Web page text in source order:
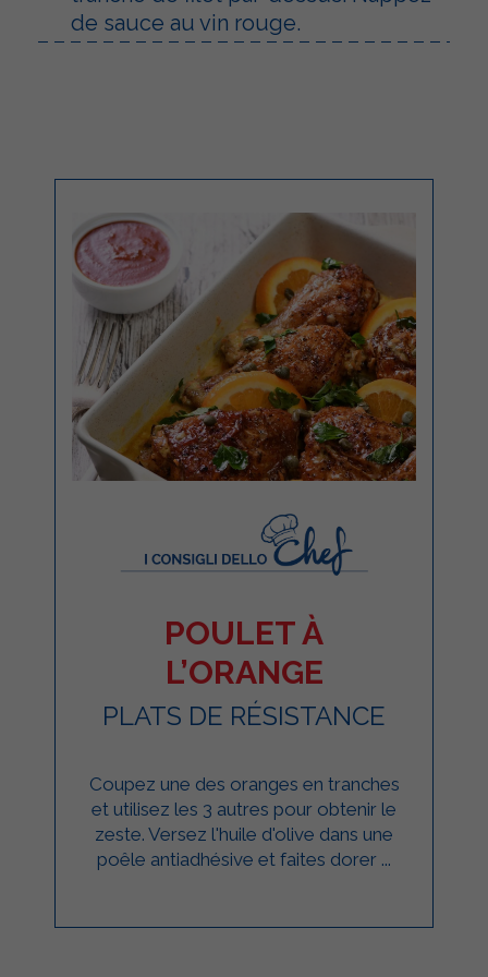
de sauce au vin rouge.
POULET À
L’ORANGE
PLATS DE RÉSISTANCE
Coupez une des oranges en tranches
et utilisez les 3 autres pour obtenir le
zeste. Versez l'huile d'olive dans une
poêle antiadhésive et faites dorer ...